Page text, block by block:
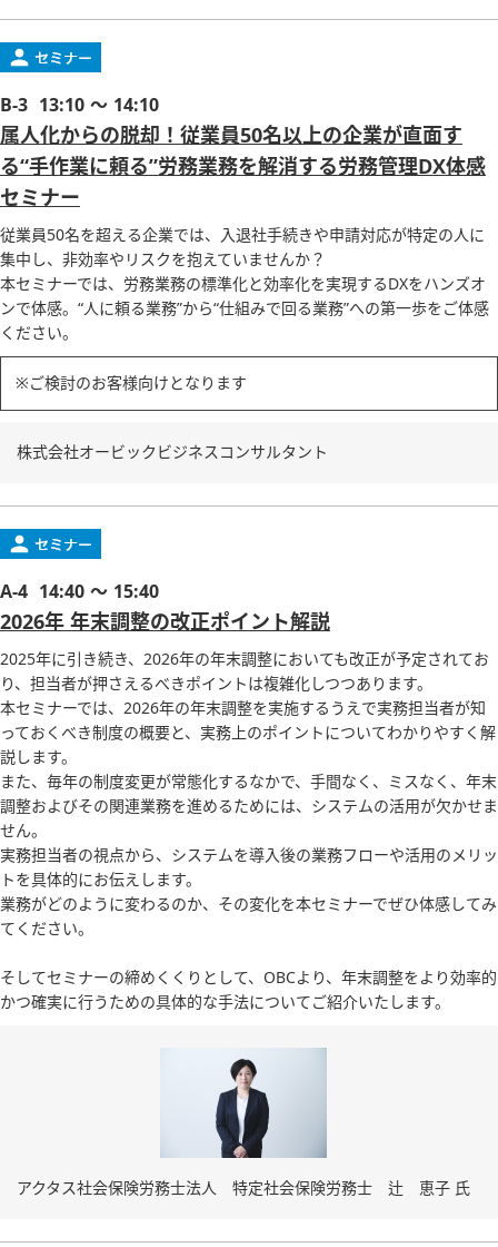
B-3 13:10 ～ 14:10
属人化からの脱却！従業員50名以上の企業が直面す
る“手作業に頼る”労務業務を解消する労務管理DX体感
セミナー
従業員50名を超える企業では、入退社手続きや申請対応が特定の人に
集中し、非効率やリスクを抱えていませんか？
本セミナーでは、労務業務の標準化と効率化を実現するDXをハンズオ
ンで体感。“人に頼る業務”から“仕組みで回る業務”への第一歩をご体感
ください。
※ご検討のお客様向けとなります
株式会社オービックビジネスコンサルタント
A-4 14:40 ～ 15:40
2026年 年末調整の改正ポイント解説
2025年に引き続き、2026年の年末調整においても改正が予定されてお
り、担当者が押さえるべきポイントは複雑化しつつあります。
本セミナーでは、2026年の年末調整を実施するうえで実務担当者が知
っておくべき制度の概要と、実務上のポイントについてわかりやすく解
説します。
また、毎年の制度変更が常態化するなかで、手間なく、ミスなく、年末
調整およびその関連業務を進めるためには、システムの活用が欠かせま
せん。
実務担当者の視点から、システムを導入後の業務フローや活用のメリッ
トを具体的にお伝えします。
業務がどのように変わるのか、その変化を本セミナーでぜひ体感してみ
てください。
そしてセミナーの締めくくりとして、OBCより、年末調整をより効率的
かつ確実に行うための具体的な手法についてご紹介いたします。
アクタス社会保険労務士法人 特定社会保険労務士 辻 恵子 氏